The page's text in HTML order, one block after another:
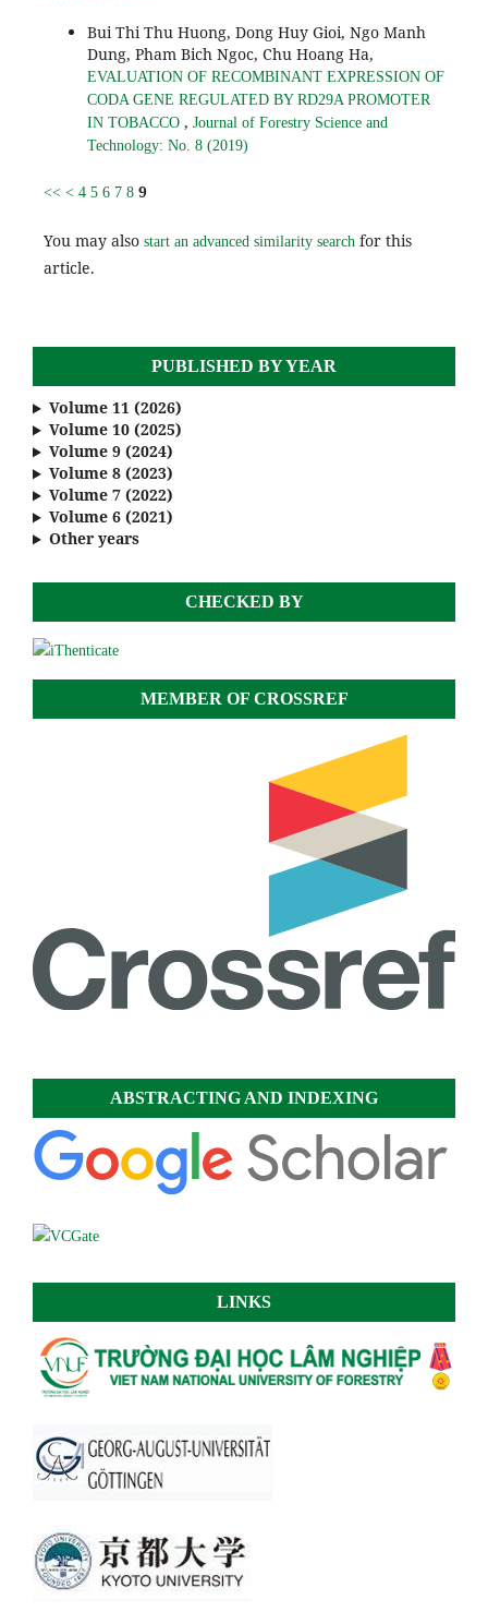
Bui Thi Thu Huong, Dong Huy Gioi, Ngo Manh
Dung, Pham Bich Ngoc, Chu Hoang Ha,
EVALUATION OF RECOMBINANT EXPRESSION OF
CODA GENE REGULATED BY RD29A PROMOTER
IN TOBACCO , Journal of Forestry Science and
Technology: No. 8 (2019)
<< < 4 5 6 7 8 9
You may also start an advanced similarity searchfor this
article.
PUBLISHED BY YEAR
Volume 11 (2026)
Volume 10 (2025)
Volume 9 (2024)
Volume 8 (2023)
Volume 7 (2022)
Volume 6 (2021)
Other years
CHECKED BY
MEMBER OF CROSSREF
ABSTRACTING AND INDEXING
LINKS